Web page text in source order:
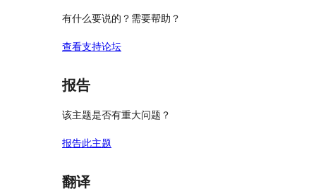
有什么要说的？需要帮助？
查看支持论坛
报告
该主题是否有重大问题？
报告此主题
翻译